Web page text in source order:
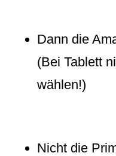
Dann die
(Bei Tablett
wählen!)
Nicht die